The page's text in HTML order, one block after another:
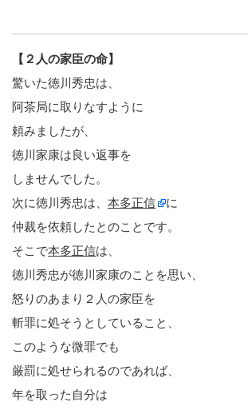
【２人の家臣の命】
驚いた徳川秀忠は、
阿茶局に取りなすように
頼みましたが、
徳川家康は良い返事を
しませんでした。
次に徳川秀忠は、 本多正信
に
仲裁を依頼したとのことです。
そこで本多正信は、
徳川秀忠が徳川家康のことを思い、
怒りのあまり２人の家臣を
斬罪に処そうとしていること、
このような微罪でも
厳罰に処せられるのであれば、
年を取った自分は